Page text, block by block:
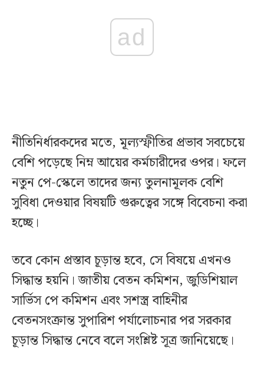
ad
নীতিনির্ধারকদের মতে, মূল্যস্ফীতির প্রভাব সবচেয়ে
বেশি পড়েছে নিম্ন আয়ের কর্মচারীদের ওপর। ফলে
নতুন পে-স্কেলে তাদের জন্য তুলনামূলক বেশি
সুবিধা দেওয়ার বিষয়টি গুরুত্বের সঙ্গে বিবেচনা করা
হচ্ছে।
তবে কোন প্রস্তাব চূড়ান্ত হবে, সে বিষয়ে এখনও
সিদ্ধান্ত হয়নি। জাতীয় বেতন কমিশন, জুডিশিয়াল
সার্ভিস পে কমিশন এবং সশস্ত্র বাহিনীর
বেতনসংক্রান্ত সুপারিশ পর্যালোচনার পর সরকার
চূড়ান্ত সিদ্ধান্ত নেবে বলে সংশ্লিষ্ট সূত্র জানিয়েছে।